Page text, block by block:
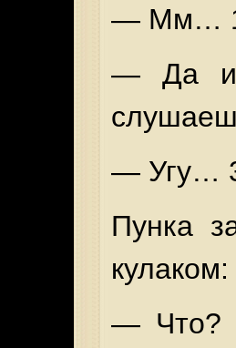
— Мм…
— Да и
— Угу…
Пунка
кулаком:
— Что?